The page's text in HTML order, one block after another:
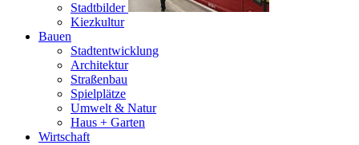
Stadtbilder
Kiezkultur
Bauen
Stadtentwicklung
Architektur
Straßenbau
Spielplätze
Umwelt & Natur
Haus + Garten
Wirtschaft